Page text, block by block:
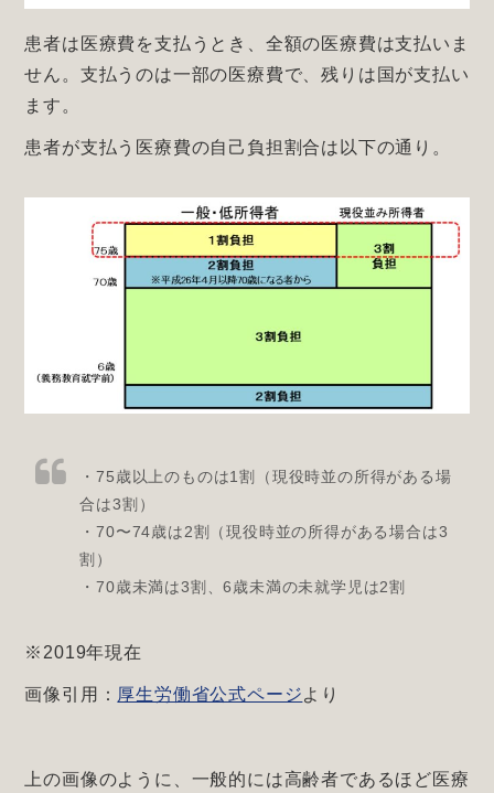
患者は医療費を支払うとき、全額の医療費は支払いま
せん。支払うのは一部の医療費で、残りは国が支払い
ます。
患者が支払う医療費の自己負担割合は以下の通り。
・75歳以上のものは1割（現役時並の所得がある場
合は3割）
・70〜74歳は2割（現役時並の所得がある場合は3
割）
・70歳未満は3割、6歳未満の未就学児は2割
※2019年現在
画像引用： 厚生労働省公式ページより
上の画像のように、一般的には高齢者であるほど医療